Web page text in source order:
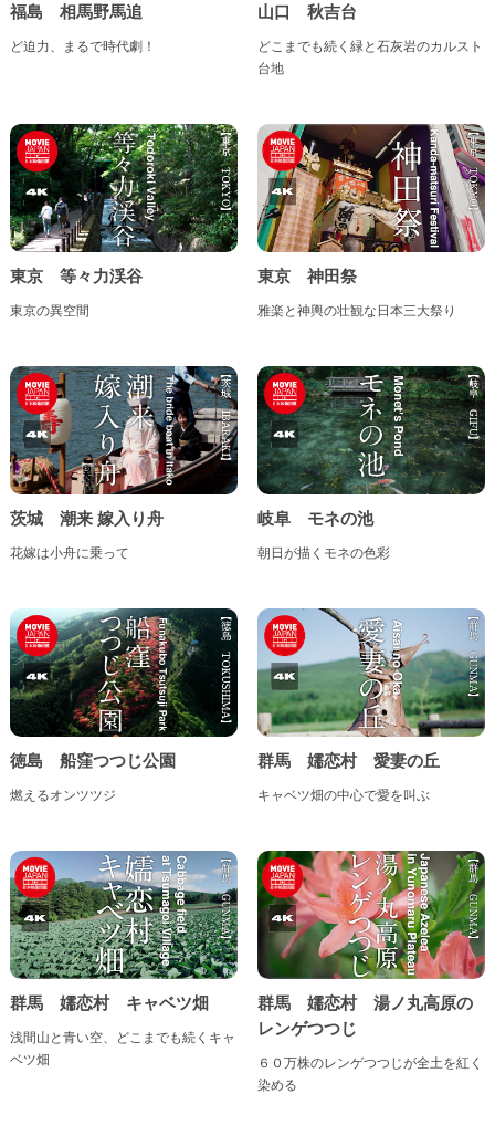
大分県 鹿児島県 沖縄県
福島 相馬野馬追
ど迫力、まるで時代劇！
山口 秋吉台
どこまでも続く緑と石灰岩のカルスト
台地
東京 等々力渓谷
東京の異空間
東京 神田祭
雅楽と神輿の壮観な日本三大祭り
茨城 潮来 嫁入り舟
花嫁は小舟に乗って
岐阜 モネの池
朝日が描くモネの色彩
徳島 船窪つつじ公園
燃えるオンツツジ
群馬 嬬恋村 愛妻の丘
キャベツ畑の中心で愛を叫ぶ
群馬 嬬恋村 キャベツ畑
浅間山と青い空、どこまでも続くキャ
ベツ畑
群馬 嬬恋村 湯ノ丸高原の
レンゲつつじ
６０万株のレンゲつつじが全土を紅く
染める